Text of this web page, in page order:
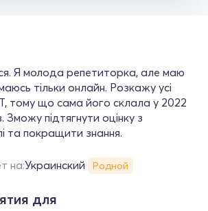
Я молода репетиторка, але маю
тільки онлайн. Розкажу усі
тому що сама його склала у 2022
Зможу підтягнути оцінку з
та покращити знання.
на:Украинский Родной
для